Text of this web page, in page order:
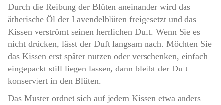
Durch die Reibung der Blüten aneinander wird das
ätherische Öl der Lavendelblüten freigesetzt und das
Kissen verströmt seinen herrlichen Duft. Wenn Sie es
nicht drücken, lässt der Duft langsam nach. Möchten Sie
das Kissen erst später nutzen oder verschenken, einfach
eingepackt still liegen lassen, dann bleibt der Duft
konserviert in den Blüten.
Das Muster ordnet sich auf jedem Kissen etwa anders